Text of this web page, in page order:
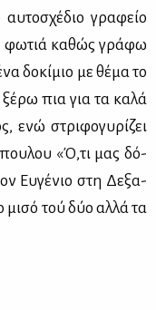
γρα­φείο
φω­τιά κα­θώς γρά­φω
δο­κί­μιο με θέ­μα το
πια για τα κα­λά
ενώ στρι­φο­γυ­ρί­ζει
«Ό,τι μας δό­
Ευ­γέ­νιο στη Δε­ξα­
μι­σό τού δύο αλ­λά τα